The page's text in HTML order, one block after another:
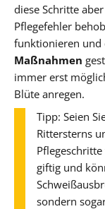
diese Schritte
Pflegefehler
funktionieren und
Maßnahmen
immer erst
Blüte anregen.
Tipp: Seien
Rittersterns
giftig und
sondern